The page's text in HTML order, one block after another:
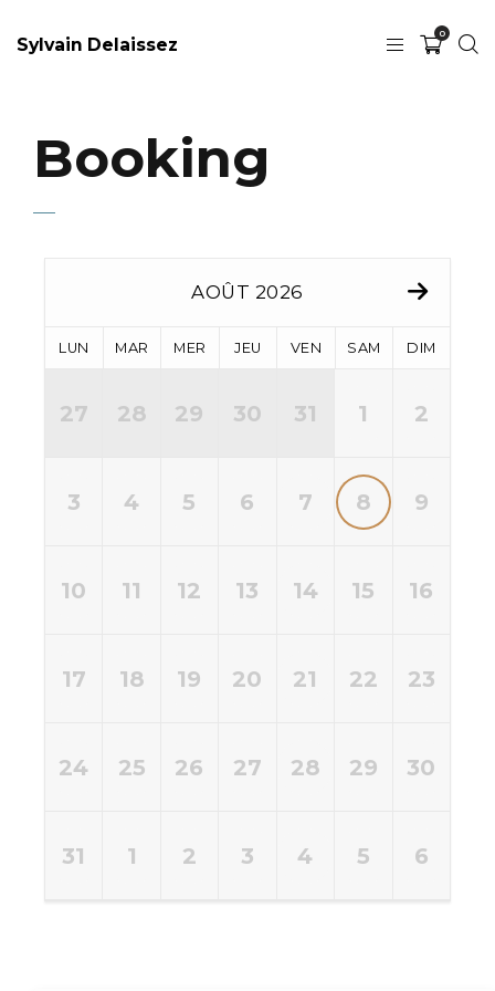
Sylvain Delaissez
0
Booking
AOÛT 2026
LUN MAR MER JEU VEN SAM DIM
27 28 29 30 31 1 2
3 4 5 6 7 8 9
10 11 12 13 14 15 16
17 18 19 20 21 22 23
24 25 26 27 28 29 30
31 1 2 3 4 5 6